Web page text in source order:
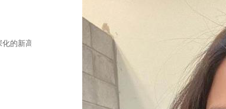
的新高度虚实相生，自然皆成玄关·留白入门玄关...